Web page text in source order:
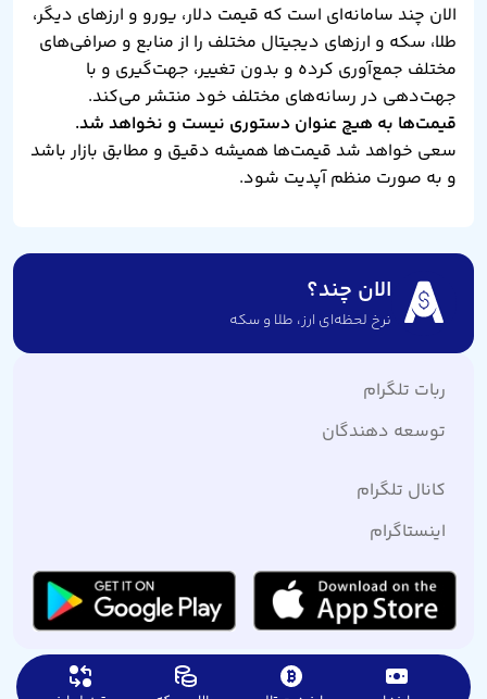
الان چند سامانه‌ای است که قیمت دلار، یورو و ارزهای دیگر،
طلا، سکه و ارزهای دیجیتال مختلف را از منابع و صرافی‌های
مختلف جمع‌آوری کرده و بدون تغییر، جهت‌گیری و با
جهت‌دهی در رسانه‌های مختلف خود منتشر می‌کند.
قیمت‌ها به هیچ عنوان دستوری نیست و نخواهد شد.
سعی خواهد شد قیمت‌ها همیشه دقیق و مطابق بازار باشد
و به صورت منظم آپدیت شود.
الان چند؟
نرخ لحظه‌ای ارز،‌ طلا و سکه
ربات تلگرام
توسعه دهندگان
کانال تلگرام
اینستاگرام